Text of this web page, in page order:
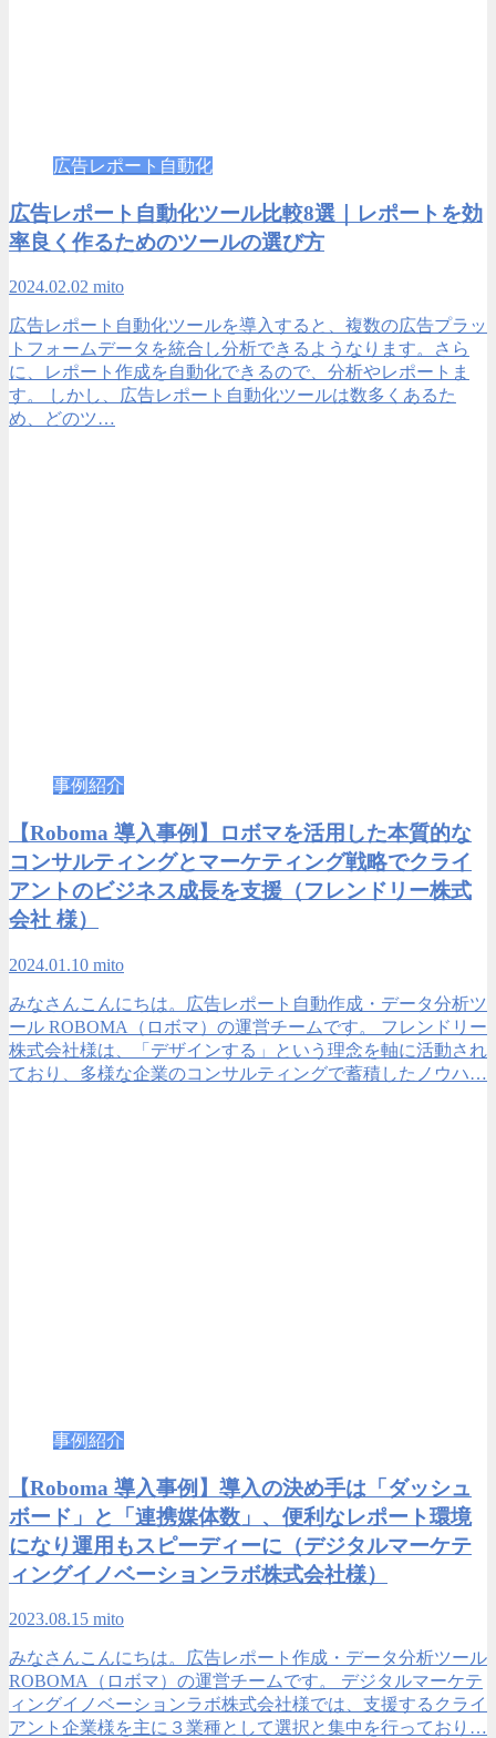
広告レポート自動化
広告レポート自動化ツール比較8選｜レポートを効
率良く作るためのツールの選び方
2024.02.02 mito
広告レポート自動化ツールを導入すると、複数の広告プラッ
トフォームデータを統合し分析できるようなります。さら
に、レポート作成を自動化できるので、分析やレポートま
す。 しかし、広告レポート自動化ツールは数多くあるた
め、どのツ…
事例紹介
【Roboma 導入事例】ロボマを活用した本質的な
コンサルティングとマーケティング戦略でクライ
アントのビジネス成長を支援（フレンドリー株式
会社 様）
2024.01.10 mito
みなさんこんにちは。広告レポート自動作成・データ分析ツ
ール ROBOMA（ロボマ）の運営チームです。 フレンドリー
株式会社様は、「デザインする」という理念を軸に活動され
ており、多様な企業のコンサルティングで蓄積したノウハ…
事例紹介
【Roboma 導入事例】導入の決め手は「ダッシュ
ボード」と「連携媒体数」、便利なレポート環境
になり運用もスピーディーに（デジタルマーケテ
ィングイノベーションラボ株式会社様）
2023.08.15 mito
みなさんこんにちは。広告レポート作成・データ分析ツール
ROBOMA（ロボマ）の運営チームです。 デジタルマーケテ
ィングイノベーションラボ株式会社様では、支援するクライ
アント企業様を主に３業種として選択と集中を行っており…